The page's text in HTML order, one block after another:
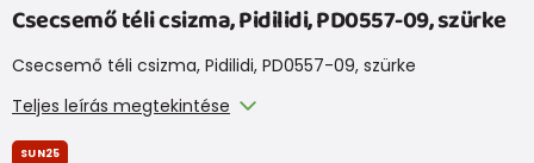
Csecsemő téli csizma, Pidilidi, PD0557-09, szürke
Csecsemő téli csizma, Pidilidi, PD0557-09, szürke
Teljes leírás megtekintése
SUN25